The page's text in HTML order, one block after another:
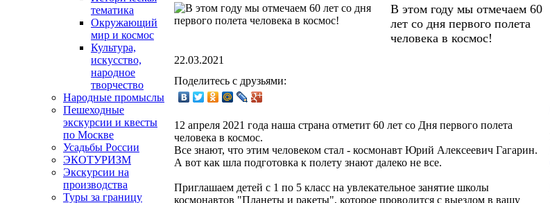
тематика
Окружающий
мир и космос
Культура,
искусство,
народное
творчество
Народные промыслы
Пешеходные
экскурсии и квесты
по Москве
Усадьбы России
ЭКОТУРИЗМ
Экскурсии на
производства
Туры за границу
В этом году мы отмечаем 60
лет со дня первого полета
человека в космос!
22.03.2021
Поделитесь с друзьями:
12 апреля 2021 года наша страна отметит 60 лет со Дня первого полета
человека в космос.
Все знают, что этим человеком стал - космонавт Юрий Алексеевич Гагарин.
А вот как шла подготовка к полету знают далеко не все.
Приглашаем детей с 1 по 5 класс на увлекательное занятие школы
космонавтов "Планеты и ракеты", которое проводится с выездом в вашу